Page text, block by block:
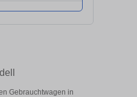
Gebrauchtwagen in